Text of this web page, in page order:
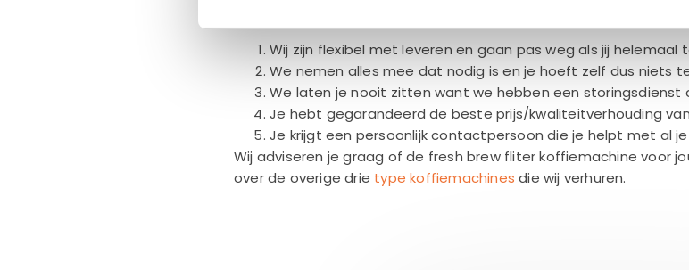
Wij zijn flexibel met leveren en gaan pas weg als jij helemaal
We nemen alles mee dat nodig is en je hoeft zelf dus niets
We laten je nooit zitten want we hebben een storingsdienst
Je hebt gegarandeerd de beste prijs/kwaliteitverhouding
Je krijgt een persoonlijk contactpersoon die je helpt met al
Wij adviseren je graag of de fresh brew fliter koffiemachine voor
over de overige drie type koffiemachines die wij verhuren.